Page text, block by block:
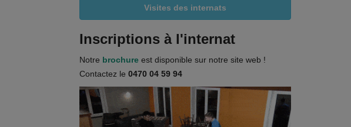
Visites des internats
Inscriptions à l'internat
Notre brochure est disponible sur notre site web !
Contactez le 0470 04 59 94